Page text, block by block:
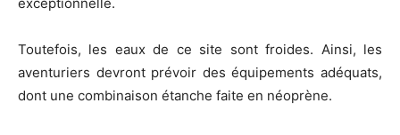
Toutefois, les eaux de ce site sont froides. Ainsi, les
aventuriers devront prévoir des équipements adéquats,
dont une combinaison étanche faite en néoprène.